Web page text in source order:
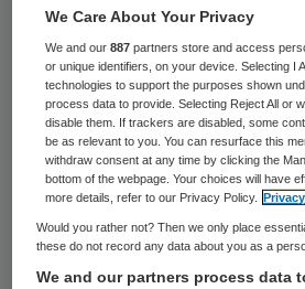
Beeld: Miha Creative/stock.adobe.com
Van investeringen die zich
terugverdienen, wordt
We Care About Your Privacy
We and our887 partners store and access
or unique identifiers, on your device. Selecting I
technologies to support the purposes shown
process data to provide. Selecting Reject All or
disable them. If trackers are disabled, some
be as relevant to you. You can resurface this
withdraw consent at any time by clicking the
bottom of the webpage. Your choices will have
more details, refer to our Privacy Policy.
Would you rather not? Then we only place
these do not record any data about you as a
We and our partners process data